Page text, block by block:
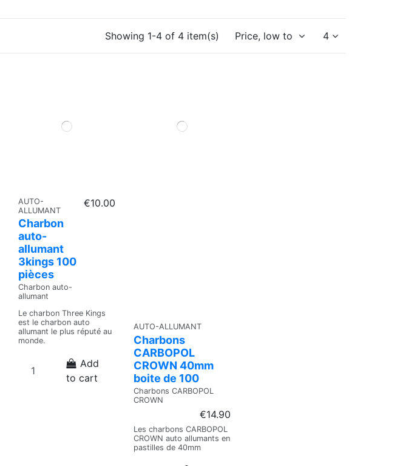
Showing 1-4 of 4 item(s) Price, low to high 4
AUTO-
ALLUMANT
Charbon
auto-
allumant
3kings 100
pièces
Charbon auto-
allumant
€10.00
Le charbon Three Kings
est le charbon auto
allumant le plus réputé au
monde.
Add
to cart
AUTO-ALLUMANT
Charbons
CARBOPOL
CROWN 40mm
boite de 100
Charbons CARBOPOL
CROWN
€14.90
Les charbons CARBOPOL
CROWN auto allumants en
pastilles de 40mm